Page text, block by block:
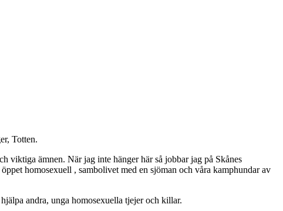
Totten.
viktiga ämnen. När jag inte hänger här så jobbar jag på Skånes
homosexuell , sambolivet med en sjöman och våra kamphundar av
andra, unga homosexuella tjejer och killar.